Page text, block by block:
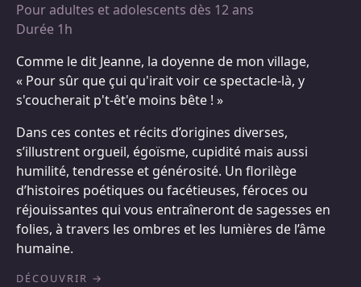
Pour adultes et adolescents dès 12 ans
Durée 1h
Comme le dit Jeanne, la doyenne de mon village,
« Pour sûr que çui qu'irait voir ce spectacle-là, y
s'coucherait p't-êt'e moins bête ! »
Dans ces contes et récits d’origines diverses,
s’illustrent orgueil, égoïsme, cupidité mais aussi
humilité, tendresse et générosité. Un florilège
d’histoires poétiques ou facétieuses, féroces ou
réjouissantes qui vous entraîneront de sagesses en
folies, à travers les ombres et les lumières de l’âme
humaine.
DÉCOUVRIR